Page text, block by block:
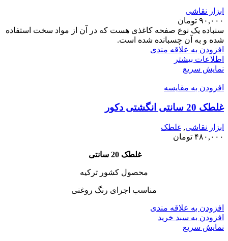
ابزار نقاشی
۹۰,۰۰۰ تومان
سنباده یک نوع صفحه کاغذی هست که در آن از مواد سخت استفاده
شده و به آن چسبانده شده است.
افزودن به علاقه مندی
اطلاعات بیشتر
نمایش سریع
افزودن به مقایسه
غلطک 20 سانتی انگشتی دکور
ابزار نقاشی, غلطک
۴۸۰,۰۰۰ تومان
غلطک 20 سانتی
محصول کشور ترکیه
مناسب اجرای رنگ روغنی
افزودن به علاقه مندی
افزودن به سبد خرید
نمایش سریع